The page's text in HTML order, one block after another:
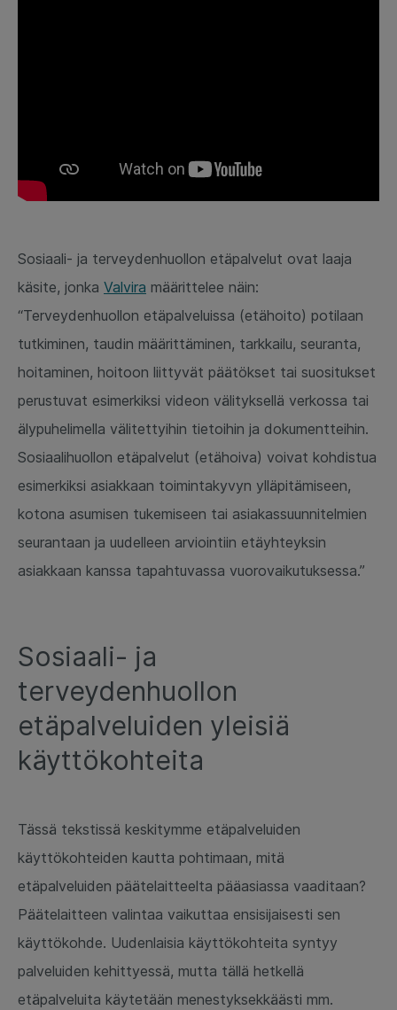
Sosiaali- ja terveydenhuollon etäpalvelut ovat laaja
käsite, jonka Valvira määrittelee näin:
“Terveydenhuollon etäpalveluissa (etähoito) potilaan
tutkiminen, taudin määrittäminen, tarkkailu, seuranta,
hoitaminen, hoitoon liittyvät päätökset tai suositukset
perustuvat esimerkiksi videon välityksellä verkossa tai
älypuhelimella välitettyihin tietoihin ja dokumentteihin.
Sosiaalihuollon etäpalvelut (etähoiva) voivat kohdistua
esimerkiksi asiakkaan toimintakyvyn ylläpitämiseen,
kotona asumisen tukemiseen tai asiakassuunnitelmien
seurantaan ja uudelleen arviointiin etäyhteyksin
asiakkaan kanssa tapahtuvassa vuorovaikutuksessa.”
Sosiaali- ja
terveydenhuollon
etäpalveluiden yleisiä
käyttökohteita
Tässä tekstissä keskitymme etäpalveluiden
käyttökohteiden kautta pohtimaan, mitä
etäpalveluiden päätelaitteelta pääasiassa vaaditaan?
Päätelaitteen valintaa vaikuttaa ensisijaisesti sen
käyttökohde. Uudenlaisia käyttökohteita syntyy
palveluiden kehittyessä, mutta tällä hetkellä
etäpalveluita käytetään menestyksekkäästi mm.